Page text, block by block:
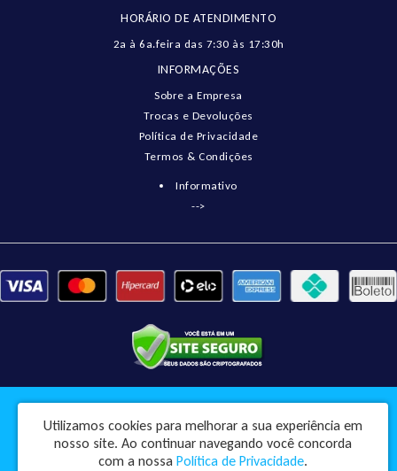
HORÁRIO DE ATENDIMENTO
2a à 6a.feira das 7:30 às 17:30h
INFORMAÇÕES
Sobre a Empresa
Trocas e Devoluções
Política de Privacidade
Termos & Condições
Informativo
-->
Pneumatix Soluções Industriais Ltda - CNPJ: 18.561.656/0001-49
Rua Engenheiro Balduino, 73 - Centro - Pindorama / SP - CEP: 15830-045
Pneumatix © 2026
Utilizamos cookies para melhorar a sua experiência em
nosso site. Ao continuar navegando você concorda
com a nossa Política de Privacidade.